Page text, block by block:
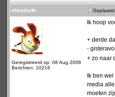
ninodude
Geregistreerd op: 08 Aug 2008
Berichten: 10216
Ik hoop
+ derde
-
+ zo naar
Ik ben
media
moeten